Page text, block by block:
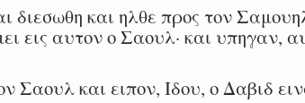
διεσωθη και ηλθε προς τον
εις αυτον ο Σαουλ· και υπηγαν,
Σαουλ και ειπον, Ιδου, ο Δαβιδ